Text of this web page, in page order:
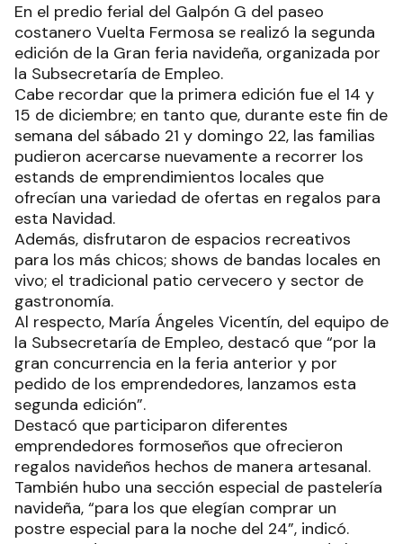
En el predio ferial del Galpón G del paseo
costanero Vuelta Fermosa se realizó la segunda
edición de la Gran feria navideña, organizada por
la Subsecretaría de Empleo.
Cabe recordar que la primera edición fue el 14 y
15 de diciembre; en tanto que, durante este fin de
semana del sábado 21 y domingo 22, las familias
pudieron acercarse nuevamente a recorrer los
estands de emprendimientos locales que
ofrecían una variedad de ofertas en regalos para
esta Navidad.
Además, disfrutaron de espacios recreativos
para los más chicos; shows de bandas locales en
vivo; el tradicional patio cervecero y sector de
gastronomía.
Al respecto, María Ángeles Vicentín, del equipo de
la Subsecretaría de Empleo, destacó que “por la
gran concurrencia en la feria anterior y por
pedido de los emprendedores, lanzamos esta
segunda edición”.
Destacó que participaron diferentes
emprendedores formoseños que ofrecieron
regalos navideños hechos de manera artesanal.
También hubo una sección especial de pastelería
navideña, “para los que elegían comprar un
postre especial para la noche del 24”, indicó.